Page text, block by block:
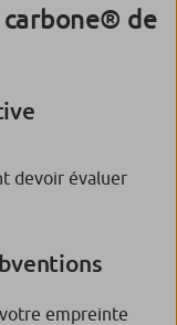
de
devoir évaluer
empreinte